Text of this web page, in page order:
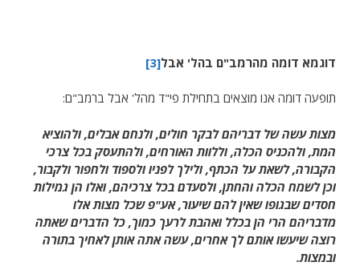
דוגמא דומה מהרמב"ם בהל' אבל[3]
תופעה דומה אנו מוצאים בתחילת פי"ד מהל' אבל ברמב"ם:
מצות עשה של דבריהם לבקר חולים, ולנחם אבלים, ולהוציא
המת, ולהכניס הכלה, וללוות האורחים, ולהתעסק בכל צרכי
הקבורה, לשאת על הכתף, ולילך לפניו ולספוד ולחפור ולקבור,
וכן לשמח הכלה והחתן, ולסעדם בכל צרכיהם, ואלו הן גמילות
חסדים שבגופו שאין להם שיעור, אע"פ שכל מצות אלו
מדבריהם הרי הן בכלל ואהבת לרעך כמוך, כל הדברים שאתה
רוצה שיעשו אותם לך אחרים, עשה אתה אותן לאחיך בתורה
ובמצות.